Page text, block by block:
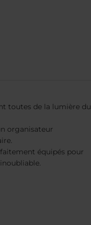
toutes de la lumière du
organisateur
équipés pour